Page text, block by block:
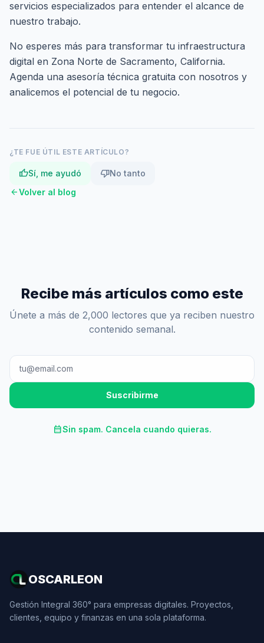
servicios especializados para entender el alcance de
nuestro trabajo.
No esperes más para transformar tu infraestructura
digital en Zona Norte de Sacramento, California.
Agenda una asesoría técnica gratuita con nosotros y
analicemos el potencial de tu negocio.
¿TE FUE ÚTIL ESTE ARTÍCULO?
thumb_upSí, me ayudó thumb_downNo tanto
arrow_backVolver al blog
Recibe más artículos como este
Únete a más de 2,000 lectores que ya reciben nuestro
contenido semanal.
Suscribirme
calendar_monthSin spam. Cancela cuando quieras.
OSCARLEON
Gestión Integral 360° para empresas digitales. Proyectos,
clientes, equipo y finanzas en una sola plataforma.